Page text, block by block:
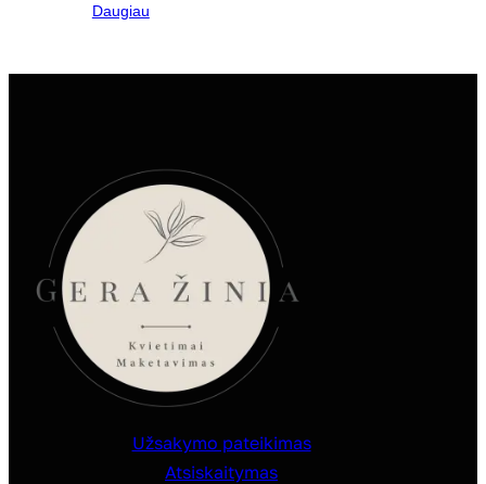
Daugiau
Užsakymo pateikimas
Atsiskaitymas